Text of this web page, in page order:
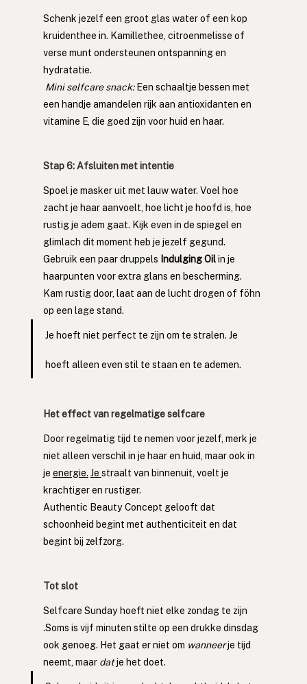
Schenk jezelf een groot glas water of een kop
kruidenthee in. Kamillethee, citroenmelisse of
verse munt ondersteunen ontspanning en
hydratatie.
Mini selfcare snack: Een schaaltje bessen met
een handje amandelen rijk aan antioxidanten en
vitamine E, die goed zijn voor huid en haar.
Stap 6: Afsluiten met intentie
Spoel je masker uit met lauw water. Voel hoe
zacht je haar aanvoelt, hoe licht je hoofd is, hoe
rustig je adem gaat. Kijk even in de spiegel en
glimlach dit moment heb je jezelf gegund.
Gebruik een paar druppels Indulging Oil in je
haarpunten voor extra glans en bescherming.
Kam rustig door, laat aan de lucht drogen of föhn
op een lage stand.
Je hoeft niet perfect te zijn om te stralen. Je
hoeft alleen even stil te staan en te ademen.
Het effect van regelmatige selfcare
Door regelmatig tijd te nemen voor jezelf, merk je
niet alleen verschil in je haar en huid, maar ook in
je energie. Je straalt van binnenuit, voelt je
krachtiger en rustiger.
Authentic Beauty Concept gelooft dat
schoonheid begint met authenticiteit en dat
begint bij zelfzorg.
Tot slot
Selfcare Sunday hoeft niet elke zondag te zijn
.Soms is vijf minuten stilte op een drukke dinsdag
ook genoeg. Het gaat er niet om wanneer je tijd
neemt, maar dat je het doet.